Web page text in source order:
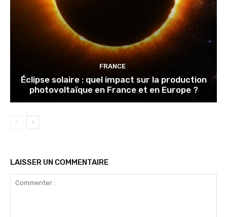
FRANCE
Éclipse solaire : quel impact sur la production
photovoltaïque en France et en Europe ?
LAISSER UN COMMENTAIRE